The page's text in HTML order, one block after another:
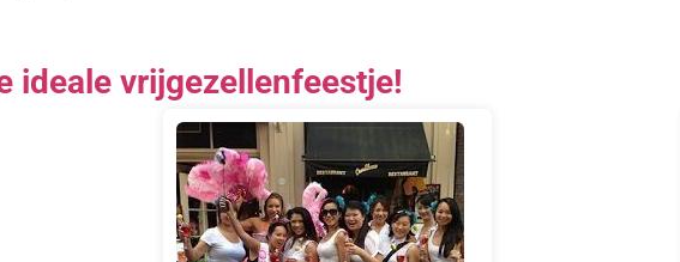
ideale vrijgezellenfeestje!